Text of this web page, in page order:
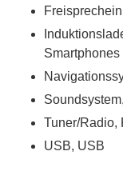
Smartphones
Tuner/Radio,
USB, USB